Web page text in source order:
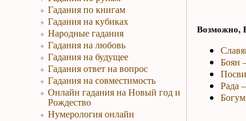
Гадания по книгам
Гадания на кубиках
Народные гадания
Гадания на любовь
Гадания на будущее
Гадания ответ на вопрос
Гадания на совместимость
Онлайн гадания на Новый год и
Рождество
Нумерология онлайн
Возможно,
Боян
Рада